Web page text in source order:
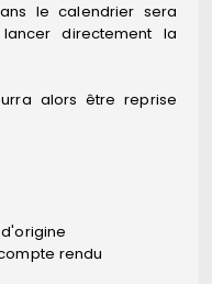
le calendrier sera
directement la
alors être reprise
rendu